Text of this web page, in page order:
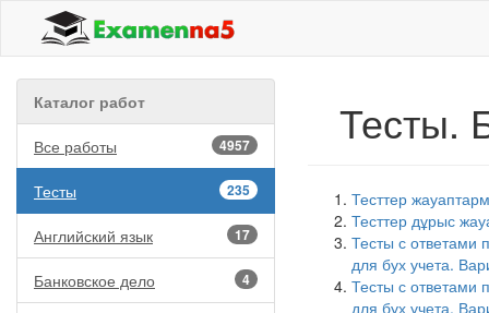
Каталог работ
4957
Все работы
235
Тесты
17
Английский язык
4
Банковское дело
Тесты.
Тесттер
Тесттер дұрыс
Тесты с
для бух учета.
Тесты с
для бух учета.